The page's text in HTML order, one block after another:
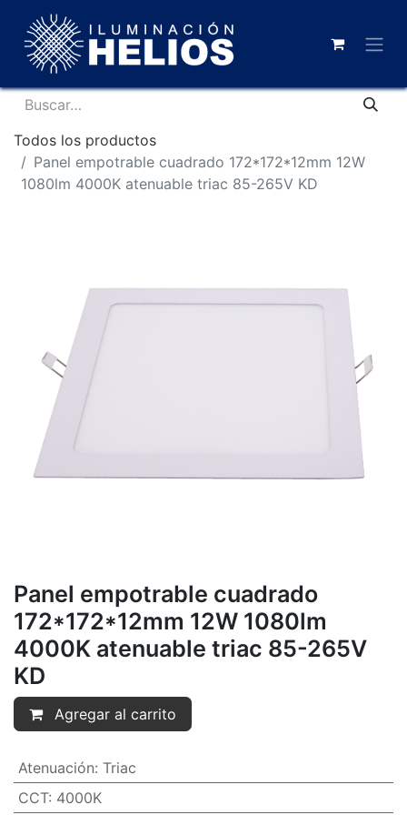
Todos los productos
Panel empotrable cuadrado 172*172*12mm 12W
1080lm 4000K atenuable triac 85-265V KD
Panel empotrable cuadrado
172*172*12mm 12W 1080lm
4000K atenuable triac 85-265V
KD
Agregar al carrito
Atenuación: Triac
CCT: 4000K